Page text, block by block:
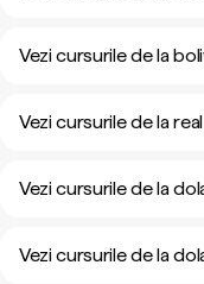
Vezi cursurile de la
Vezi cursurile de la
Vezi cursurile de la
Vezi cursurile de la